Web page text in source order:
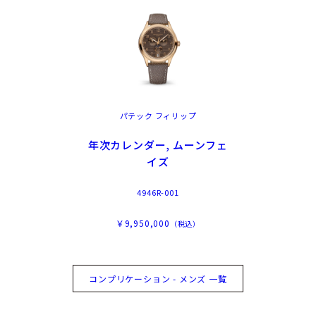
パテック フィリップ
年次カレンダー, ムーンフェ
イズ
4946R-001
￥9,950,000 （税込）
コンプリケーション - メンズ 一覧